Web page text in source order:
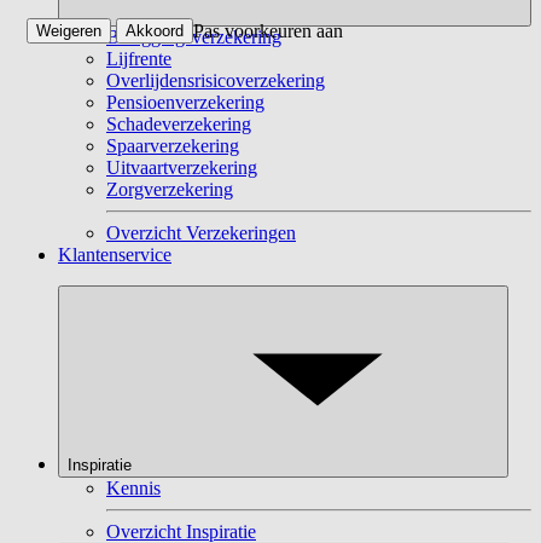
Beleggingsverzekering
Lijfrente
Overlijdensrisicoverzekering
Pensioenverzekering
Schadeverzekering
Spaarverzekering
Uitvaartverzekering
Zorgverzekering
Overzicht Verzekeringen
Klantenservice
Inspiratie
Kennis
Overzicht Inspiratie
Pas voorkeuren aan
Weigeren Akkoord